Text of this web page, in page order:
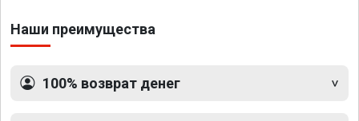
Наши преимущества
100% возврат денег